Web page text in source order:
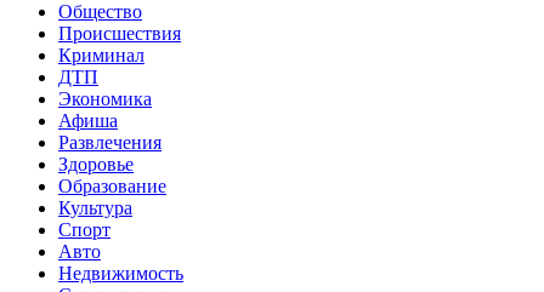
Общество
Происшествия
Криминал
ДТП
Экономика
Афиша
Развлечения
Здоровье
Образование
Культура
Спорт
Авто
Недвижимость